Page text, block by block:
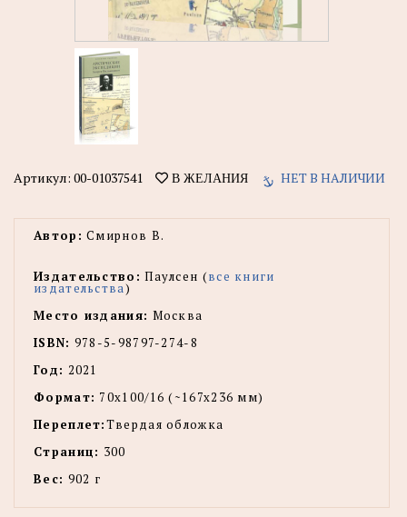
Артикул: 00-01037541 В ЖЕЛАНИЯ НЕТ В НАЛИЧИИ
Автор: Смирнов В.
Издательство: Паулсен (все книги
издательства)
Место издания: Москва
ISBN: 978-5-98797-274-8
Год: 2021
Формат: 70x100/16 (~167x236 мм)
Переплет:Твердая обложка
Страниц: 300
Вес: 902 г